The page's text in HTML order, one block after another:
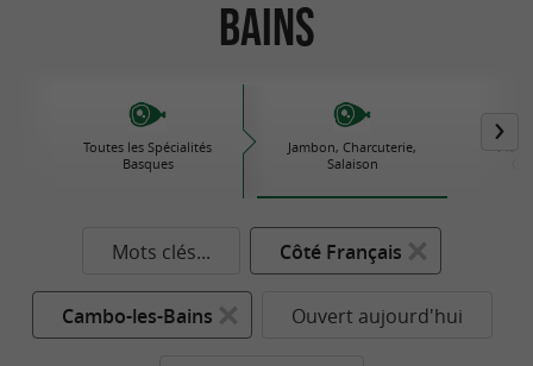
Bains
Toutes les Spécialités
Basques
Jambon, Charcuterie,
Salaison
Plats
Mots clés... Côté Français
Cambo-les-Bains Ouvert aujourd'hui